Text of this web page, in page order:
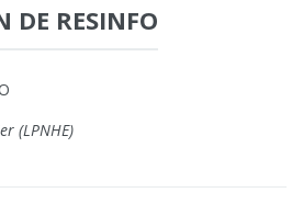
DE RESINFO
(LPNHE)